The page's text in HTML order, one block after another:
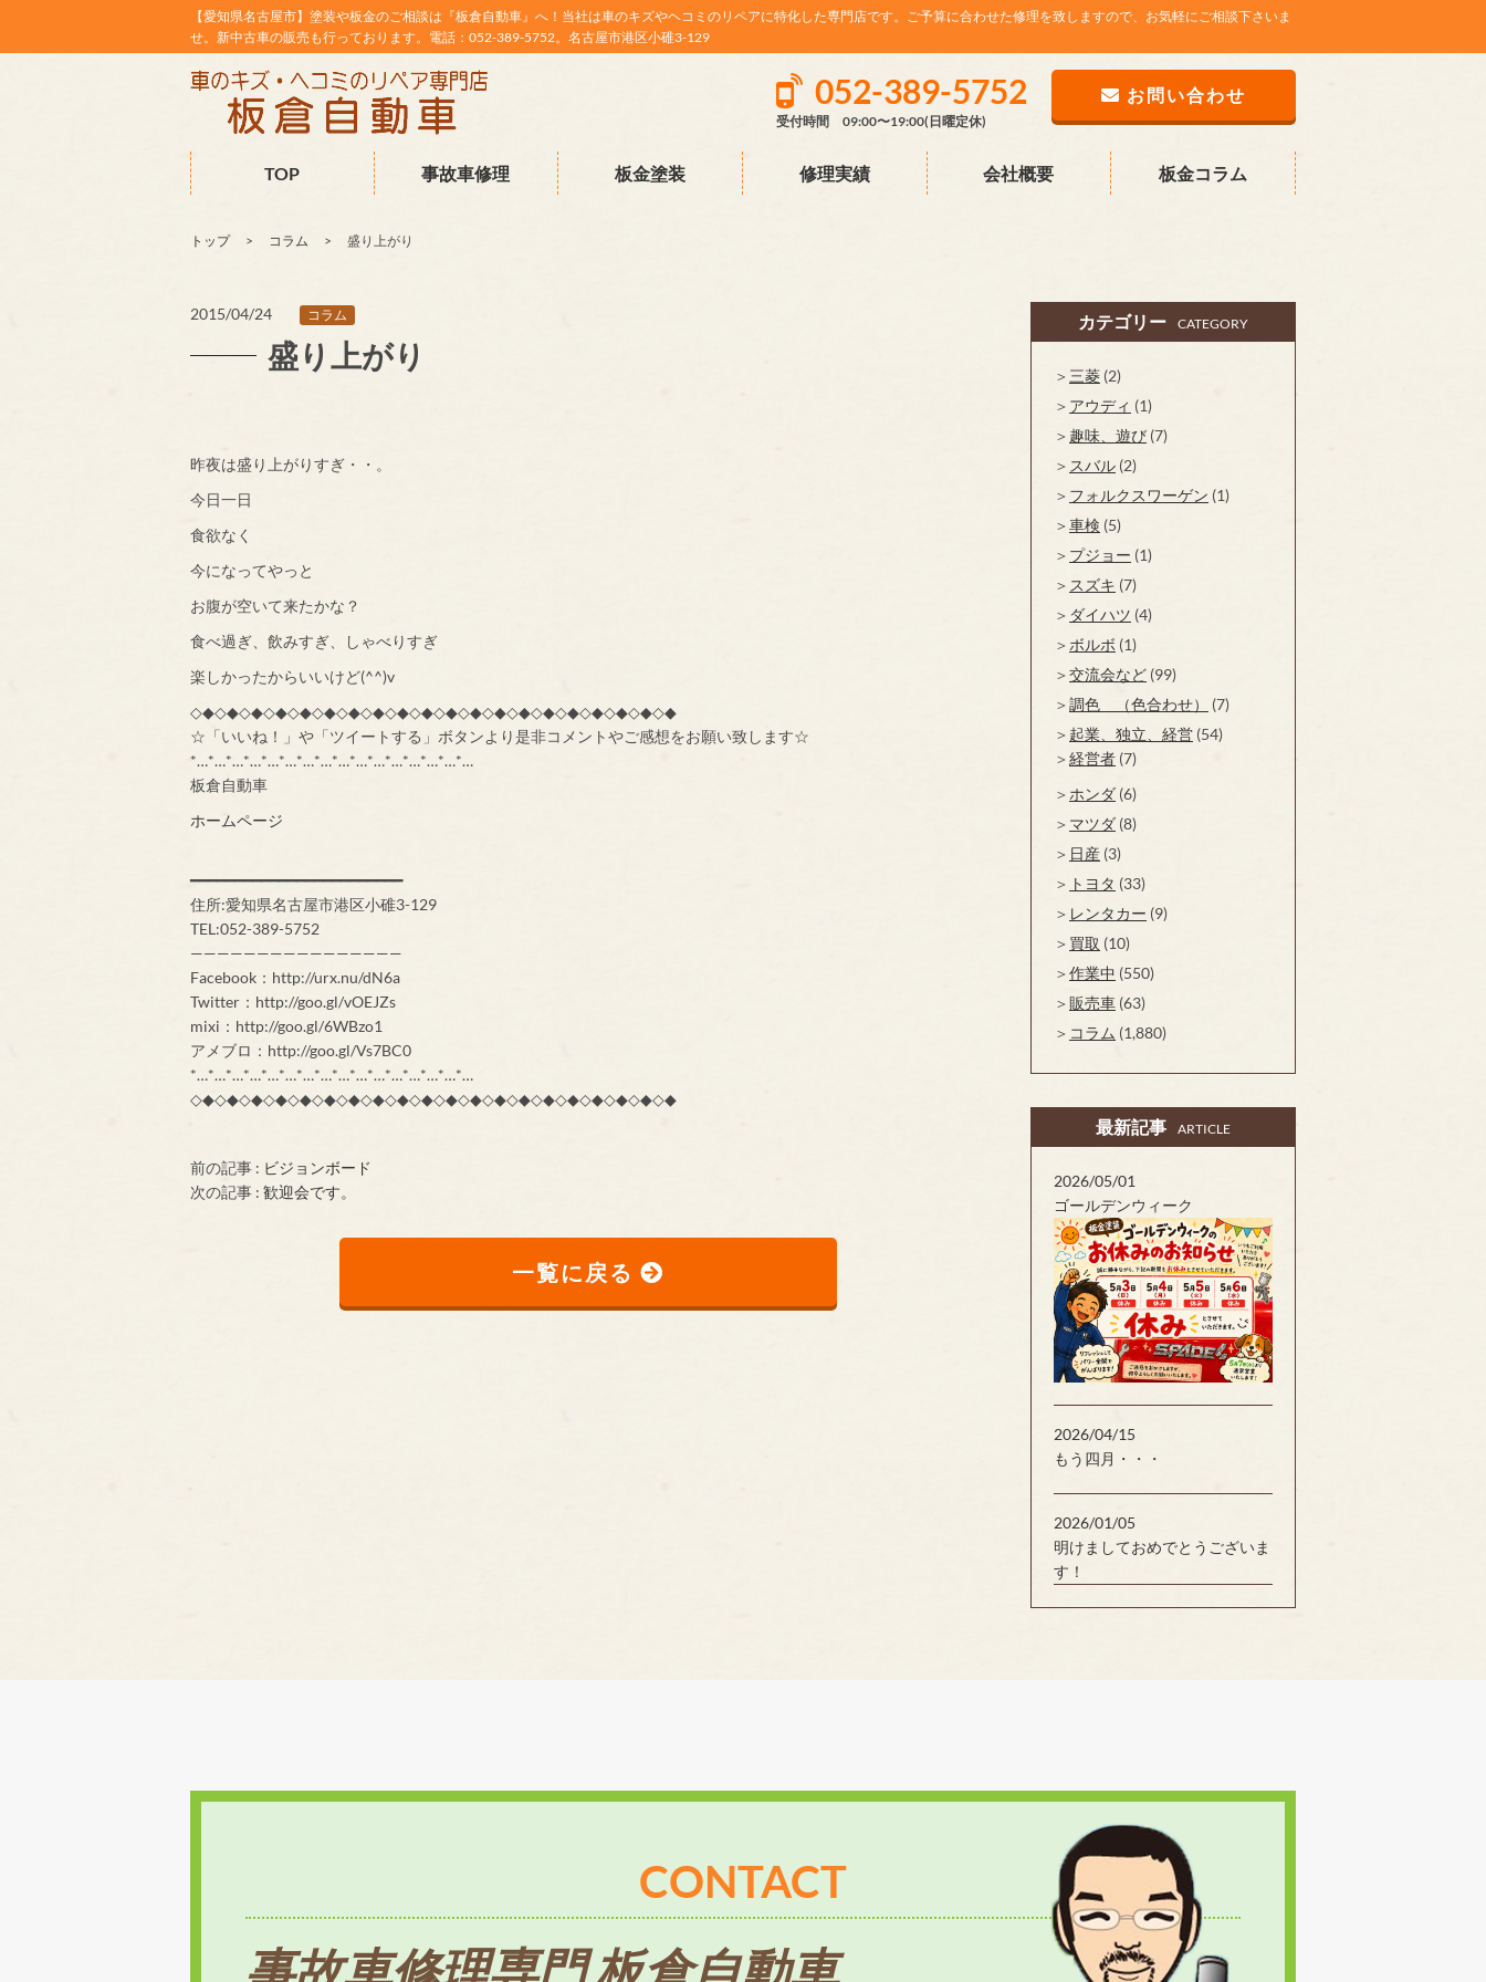
【愛知県名古屋市】塗装や板金のご相談は『板倉自動車』へ！当社は車のキズやヘコミのリペアに特化した専門店です。ご予算に合わせた修理を致しますので、お気軽にご相談下さいま
せ。新中古車の販売も行っております。電話：052-389-5752。名古屋市港区小碓3-129
052-389-5752
受付時間 09:00〜19:00(日曜定休)
お問い合わせ
TOP 事故車修理 板金塗装 修理実績 会社概要 板金コラム
トップ コラム 盛り上がり
2015/04/24 コラム
盛り上がり
昨夜は盛り上がりすぎ・・。
今日一日
食欲なく
今になってやっと
お腹が空いて来たかな？
食べ過ぎ、飲みすぎ、しゃべりすぎ
楽しかったからいいけど(^^)v
◇◆◇◆◇◆◇◆◇◆◇◆◇◆◇◆◇◆◇◆◇◆◇◆◇◆◇◆◇◆◇◆◇◆◇◆◇◆◇◆
☆「いいね！」や「ツイートする」ボタンより是非コメントやご感想をお願い致します☆
*…*…*…*…*…*…*…*…*…*…*…*…*…*…*…*…
板倉自動車
ホームページ
━━━━━━━━━━━━━━━━━━━━━━━━
住所:愛知県名古屋市港区小碓3-129
TEL:052-389-5752
————————————————
Facebook：http://urx.nu/dN6a
Twitter：http://goo.gl/vOEJZs
mixi：http://goo.gl/6WBzo1
アメブロ：http://goo.gl/Vs7BC0
*…*…*…*…*…*…*…*…*…*…*…*…*…*…*…*…
◇◆◇◆◇◆◇◆◇◆◇◆◇◆◇◆◇◆◇◆◇◆◇◆◇◆◇◆◇◆◇◆◇◆◇◆◇◆◇◆
前の記事 : ビジョンボード
次の記事 : 歓迎会です。
一覧に戻る
カテゴリー CATEGORY
三菱 (2)
アウディ (1)
趣味、遊び (7)
スバル (2)
フォルクスワーゲン (1)
車検 (5)
プジョー (1)
スズキ (7)
ダイハツ (4)
ボルボ (1)
交流会など (99)
調色 （色合わせ）
(7)
起業、独立、経営 (54)
経営者 (7)
ホンダ (6)
マツダ (8)
日産 (3)
トヨタ (33)
レンタカー (9)
買取 (10)
作業中 (550)
販売車 (63)
コラム (1,880)
最新記事 ARTICLE
2026/05/01
ゴールデンウィーク
2026/04/15
もう四月・・・
2026/01/05
明けましておめでとうございま
す！
CONTACT
事故車修理専門 板倉自動車